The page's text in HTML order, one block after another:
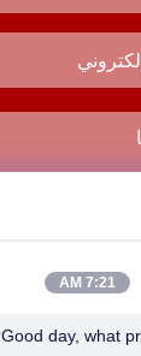
7:21 AM
Good day, what